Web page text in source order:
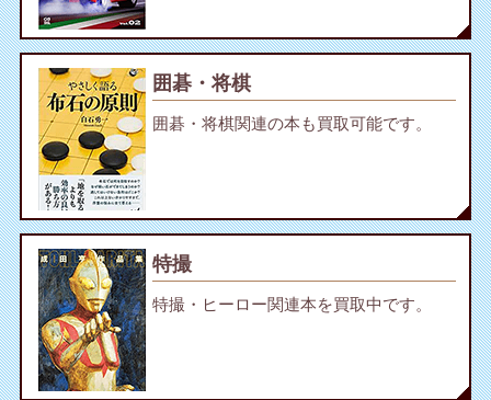
囲碁・将棋
囲碁・将棋関連の本も買取可能です。
特撮
特撮・ヒーロー関連本を買取中です。